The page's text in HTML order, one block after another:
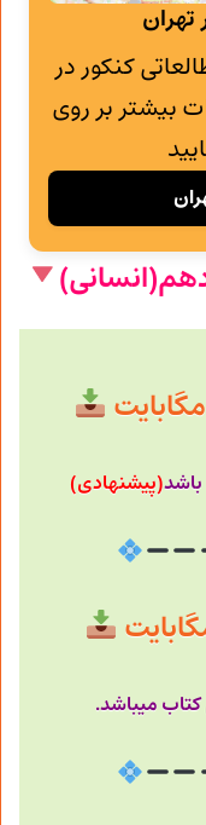
تهران
کنکور در
بیشتر بر روی
(پیشنهادی)
میباشد.